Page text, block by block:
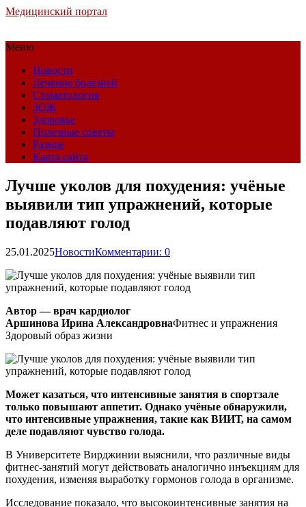
Медицинский портал
Меню
Новости
Лечение болезней
Стоматология
ЗОЖ
Здоровье
Полезные советы
Разное
Карта сайта
Лучше уколов для похудения: учёные
выявили тип упражнений, которые
подавляют голод
25.01.2025НовостиКомментарии: 0
Автор — врач кардиолог
Аршинова Ирина АлександровнаФитнес и упражнения
Здоровый образ жизни
Может казаться, что интенсивные занятия в спортзале
только повышают аппетит. Однако учёные обнаружили,
что интенсивные упражнения, такие как ВИИТ, на самом
деле подавляют чувство голода.
В Университете Вирджинии выяснили, что различные виды
фитнес-занятий могут действовать аналогично инъекциям для
похудения, изменяя выработку гормонов голода в организме.
Исследование показало, что высокоинтенсивные занятия на